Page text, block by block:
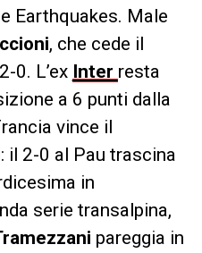
Earthquakes. Male
, che cede il
0. L’ex Inter resta
a 6 punti dalla
vince il
: il 2-0 al Pau trascina
in
serie transalpina,
pareggia in